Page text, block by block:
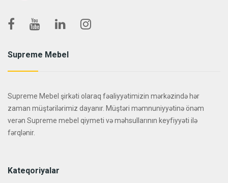
Supreme Mebel
Supreme Mebel şirkəti olaraq fəaliyyətimizin mərkəzində hər
zaman müştərilərimiz dayanır. Müştəri məmnuniyyətinə önəm
verən Supreme mebel qiymeti və məhsullarının keyfiyyəti ilə
fərqlənir.
Kateqoriyalar